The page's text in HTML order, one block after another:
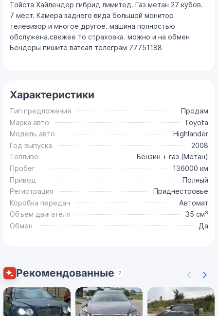
Тойота Хайлендер гибрид лимитед. Газ метан 27 кубов.
7 мест. Камера заднего вида большой монитор
телевизор и многое другое. машина полностью
обслужена.свежее то страховка. можно и на обмен
Бендеры пишите ватсап телеграм 77751188
Характеристики
Тип предложения
Продам
Марка авто
Toyota
Модель авто
Highlander
Год выпуска
2008
Топливо
Бензин + газ (Метан)
Пробег
136000 км
Привод
Полный
Регистрация
Приднестровье
Коробка передач
Автомат
Объем двигателя
35 см³
Обмен
Да
Рекомендованные ?